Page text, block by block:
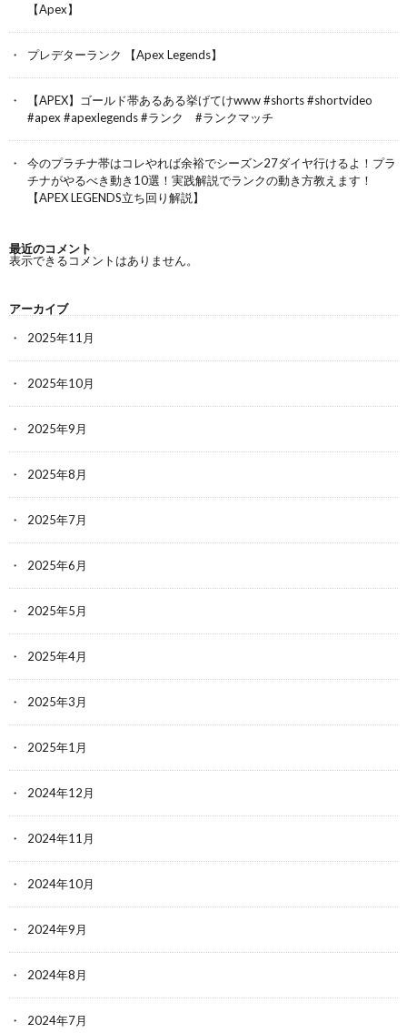
【Apex】
プレデターランク 【Apex Legends】
【APEX】ゴールド帯あるある挙げてけwww #shorts #shortvideo
#apex #apexlegends #ランク #ランクマッチ
今のプラチナ帯はコレやれば余裕でシーズン27ダイヤ行けるよ！プラ
チナがやるべき動き10選！実践解説でランクの動き方教えます！
【APEX LEGENDS立ち回り解説】
最近のコメント
表示できるコメントはありません。
アーカイブ
2025年11月
2025年10月
2025年9月
2025年8月
2025年7月
2025年6月
2025年5月
2025年4月
2025年3月
2025年1月
2024年12月
2024年11月
2024年10月
2024年9月
2024年8月
2024年7月